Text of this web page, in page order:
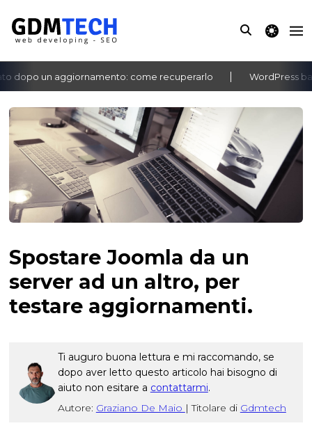
theme
dopo un aggiornamento: come recuperarlo WordPress
‹ ›
Spostare Joomla da un
server ad un altro, per
testare aggiornamenti.
Ti auguro buona lettura e mi raccomando, se
dopo aver letto questo articolo hai bisogno di
aiuto non esitare a contattarmi.
Autore: Graziano De Maio | Titolare di Gdmtech